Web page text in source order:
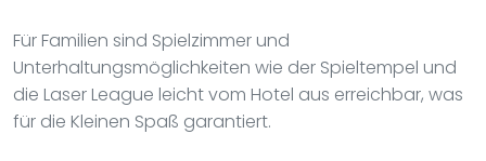
Für Familien sind Spielzimmer und
Unterhaltungsmöglichkeiten wie der Spieltempel und
die Laser League leicht vom Hotel aus erreichbar, was
für die Kleinen Spaß garantiert.